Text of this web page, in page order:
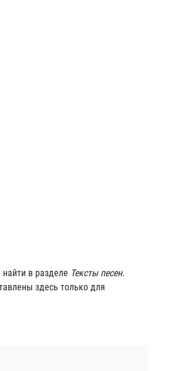
в разделе Тексты песен.
здесь только для